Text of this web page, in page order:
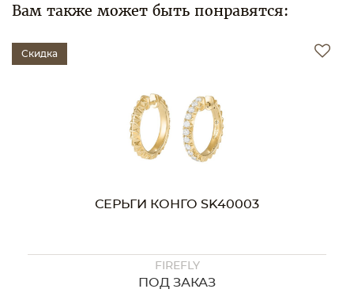
Вам также может быть понравятся:
Скидка
СЕРЬГИ КОНГО SK40003
FIREFLY
ПОД ЗАКАЗ